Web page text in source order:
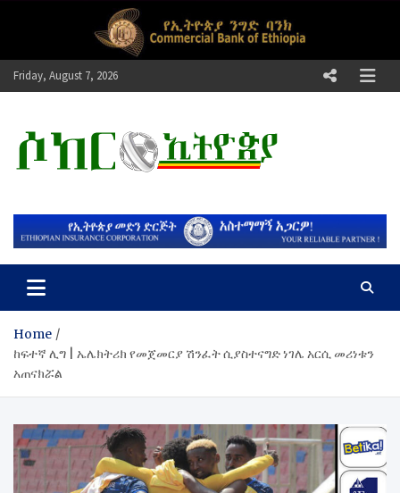
Friday, August 7, 2026
ሶከር ኢትዮጵያ
Home
ከፍተኛ ሊግ | ኤሌክትሪክ የመጀመርያ ሽንፈት ሲያስተናግድ ነገሌ አርሲ መሪነቱን
አጠናክሯል